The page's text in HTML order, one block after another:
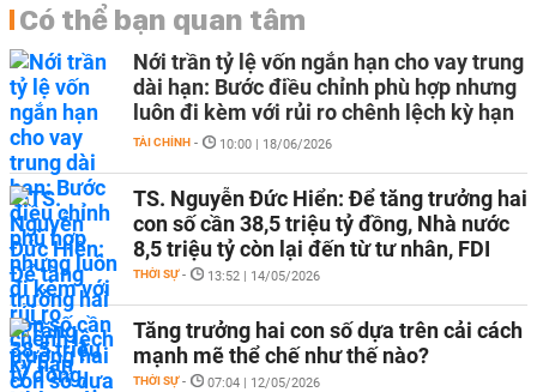
Có thể bạn quan tâm
Nới trần tỷ lệ vốn ngắn hạn cho vay trung
dài hạn: Bước điều chỉnh phù hợp nhưng
luôn đi kèm với rủi ro chênh lệch kỳ hạn
TÀI CHÍNH - 10:00 | 18/06/2026
TS. Nguyễn Đức Hiển: Để tăng trưởng hai
con số cần 38,5 triệu tỷ đồng, Nhà nước
8,5 triệu tỷ còn lại đến từ tư nhân, FDI
THỜI SỰ - 13:52 | 14/05/2026
Tăng trưởng hai con số dựa trên cải cách
mạnh mẽ thể chế như thế nào?
THỜI SỰ - 07:04 | 12/05/2026